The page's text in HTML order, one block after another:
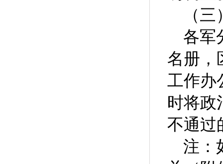
（
各军
名册，
工作办
时将政
不通过
注：